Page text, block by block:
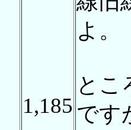
1,185
よ。
とこ
です